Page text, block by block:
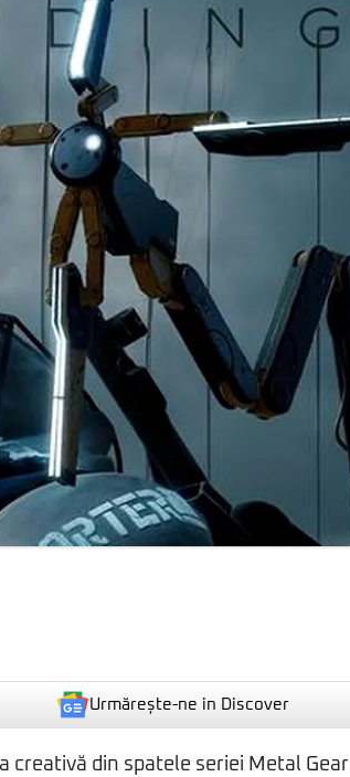
Urmărește-ne in Discover
creativă din spatele seriei Metal Gear